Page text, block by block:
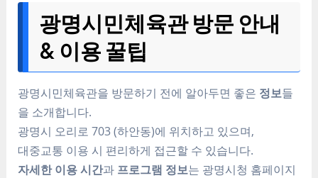
광명시민체육관 방문 안내
& 이용 꿀팁
광명시민체육관을 방문하기 전에 알아두면 좋은 정보들
을 소개합니다.
광명시 오리로 703 (하안동)에 위치하고 있으며,
대중교통 이용 시 편리하게 접근할 수 있습니다.
자세한 이용 시간과 프로그램 정보는 광명시청 홈페이지